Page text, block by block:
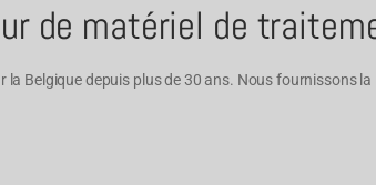
de matériel de
Belgique depuis plus de 30 ans. Nous fournissons